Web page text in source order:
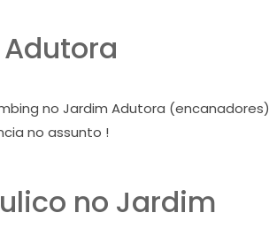
no Jardim Adutora (encanadores)
no assunto !
no Jardim